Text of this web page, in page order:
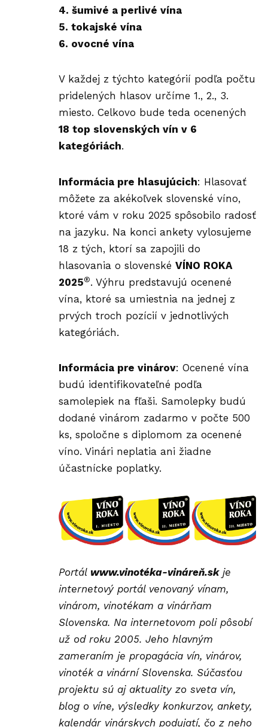
4. šumivé a perlivé vína
5. tokajské vína
6. ovocné vína
V každej z týchto kategórií podľa počtu
pridelených hlasov určíme 1., 2., 3.
miesto. Celkovo bude teda ocenených
18 top slovenských vín v 6
kategóriách.
Informácia pre hlasujúcich: Hlasovať
môžete za akékoľvek slovenské víno,
ktoré vám v roku 2025 spôsobilo radosť
na jazyku. Na konci ankety vylosujeme
18 z tých, ktorí sa zapojili do
hlasovania o slovenské VÍNO ROKA
2025®. Výhru predstavujú ocenené
vína, ktoré sa umiestnia na jednej z
prvých troch pozícií v jednotlivých
kategóriách.
Informácia pre vinárov: Ocenené vína
budú identifikovateľné podľa
samolepiek na fľaši. Samolepky budú
dodané vinárom zadarmo v počte 500
ks, spoločne s diplomom za ocenené
víno. Vinári neplatia ani žiadne
účastnícke poplatky.
Portál www.vinotéka-vináreň.skje
internetový portál venovaný vínam,
vinárom, vinotékam a vinárňam
Slovenska. Na internetovom poli pôsobí
už od roku 2005. Jeho hlavným
zameraním je propagácia vín, vinárov,
vinoték a vinární Slovenska. Súčasťou
projektu sú aj aktuality zo sveta vín,
blog o víne, výsledky konkurzov, ankety,
kalendár vinárskych podujatí, čo z neho